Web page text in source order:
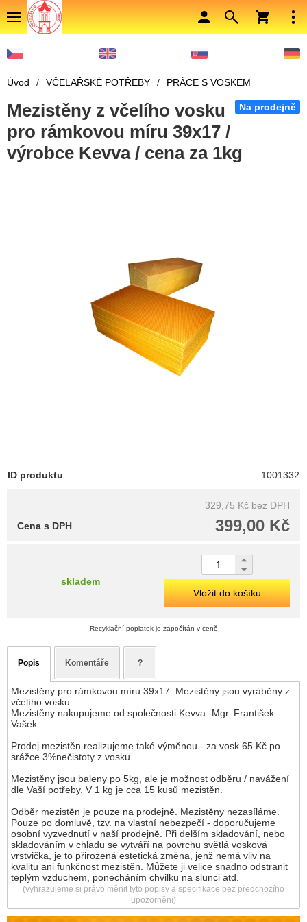
Úvod / VČELAŘSKÉ POTŘEBY / PRÁCE S VOSKEM
Na prodejně
Mezistěny z včelího vosku
pro rámkovou míru 39x17 /
výrobce Kevva / cena za 1kg
ID produktu 1001332
329,75 Kč bez DPH
399,00 Kč
Cena s DPH
skladem
Vložit do košíku
Recyklační poplatek je započítán v ceně
Popis Komentáře ?
Mezistěny pro rámkovou míru 39x17. Mezistěny jsou vyráběny z
včelího vosku.
Mezistěny nakupujeme od společnosti Kevva -Mgr. František
Vašek.
Prodej mezistěn realizujeme také výměnou - za vosk 65 Kč po
srážce 3%nečistoty z vosku.
Mezistěny jsou baleny po 5kg, ale je možnost odběru / navážení
dle Vaší potřeby. V 1 kg je cca 15 kusů mezistěn.
Odběr mezistěn je pouze na prodejně. Mezistěny nezasíláme.
Pouze po domluvě, tzv. na vlastní nebezpečí - doporučujeme
osobní vyzvednutí v naší prodejně. Při delším skladování, nebo
skladováním v chladu se vytváří na povrchu světlá vosková
vrstvička, je to přirozená estetická změna, jenž nemá vliv na
kvalitu ani funkčnost mezistěn. Můžete ji velice snadno odstranit
teplým vzduchem, ponecháním chvilku na slunci atd.
(vyhrazujeme si právo měnit tyto popisy a specifikace bez předchozího
upozornění)